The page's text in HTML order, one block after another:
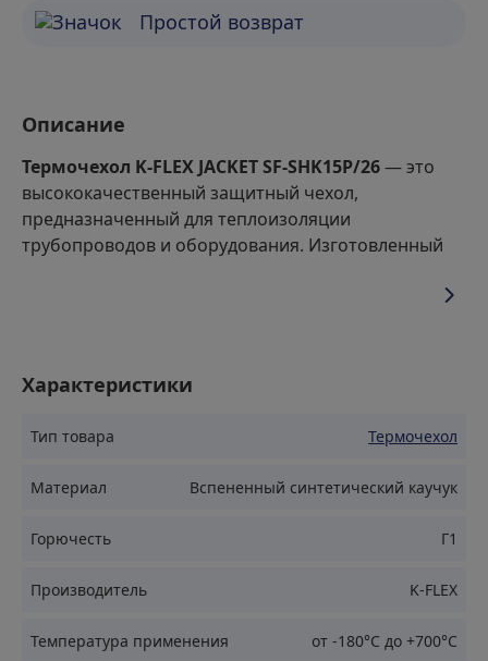
Простой возврат
Описание
Термочехол K-FLEX JACKET SF-SHK15P/26— это
высококачественный защитный чехол,
предназначенный для теплоизоляции
трубопроводов и оборудования. Изготовленный
использования в системах отопления,
водоснабжения и вентиляции, особенно в
условиях повышенной влажности и агрессивной
Изоляция трубопроводов в системах отопления и
Защита вентиляционных и кондиционирующих
Характеристики
Тип товара Термочехол
Материал Вспененный синтетический каучук
Горючесть Г1
Производитель K-FLEX
Температура применения от -180°С до +700°С